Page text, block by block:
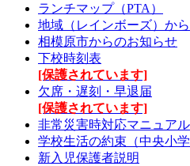
ランチマップ（PTA）
地域（レインボーズ）から
相模原市からのお知らせ
下校時刻表
[保護されています]
欠席・遅刻・早退届
[保護されています]
非常災害時対応マニュアル
学校生活の約束（中央小
新入児保護者説明